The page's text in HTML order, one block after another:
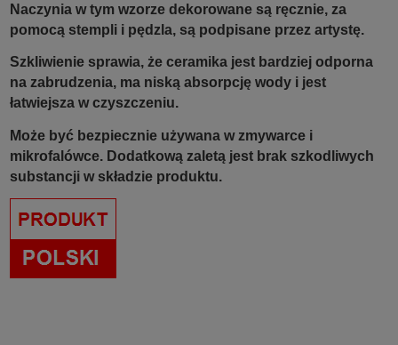
Naczynia w tym wzorze dekorowane są ręcznie, za
pomocą stempli i pędzla, są podpisane przez artystę.
Szkliwienie sprawia, że ceramika jest bardziej odporna
na zabrudzenia, ma niską absorpcję wody i jest
łatwiejsza w czyszczeniu.
Może być bezpiecznie używana w zmywarce i
mikrofalówce. Dodatkową zaletą jest brak szkodliwych
substancji w składzie produktu.